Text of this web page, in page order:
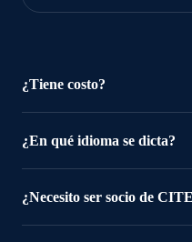
¿Tiene costo?
¿En qué idioma se dicta?
¿Necesito ser socio de